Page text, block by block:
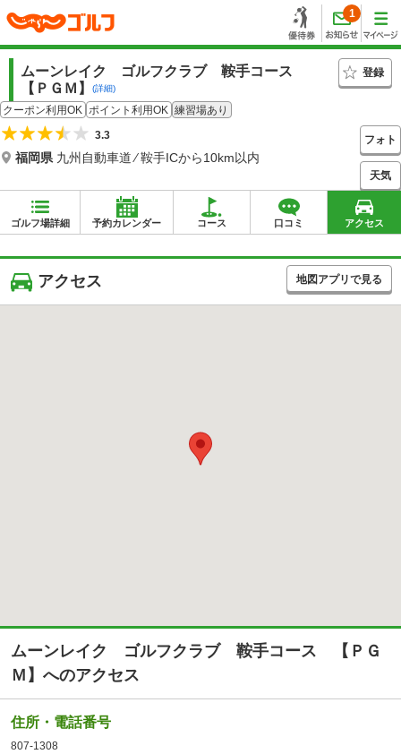
1
ムーンレイク ゴルフクラブ 鞍手コース
【ＰＧＭ】
(詳細)
登録
クーポン利用OK ポイント利用OK 練習場あり
3.3
福岡県 九州自動車道 ⁄ 鞍手ICから10km以内
フォト
天気
ゴルフ場詳細 予約カレンダー コース 口コミ アクセス
アクセス 地図アプリで見る
ムーンレイク ゴルフクラブ 鞍手コース 【ＰＧ
Ｍ】へのアクセス
住所・電話番号
807-1308